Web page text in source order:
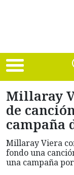
Millaray
de
campaña
Millaray Viera
fondo una
una campaña